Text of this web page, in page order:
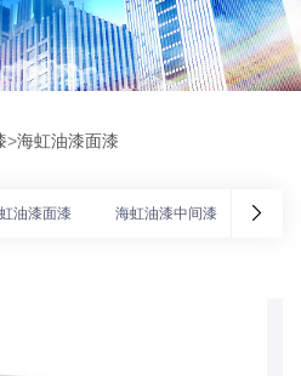
>海虹油漆面漆
油漆面漆 海虹油漆中间漆 海虹油